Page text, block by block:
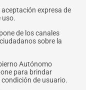
expresa de
uso.
de los canales
sobre la
Autónomo
para brindar
de usuario.